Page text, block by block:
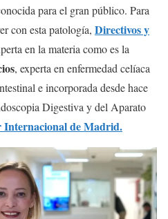
para el gran público. Para
con esta patología, Directivos y
en la materia como es la
, experta en enfermedad celíaca
e incorporada desde hace
Digestiva y del Aparato
Internacional de Madrid.